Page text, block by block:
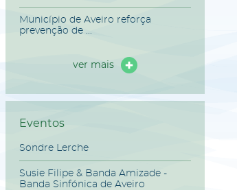
Município de Aveiro reforça
prevenção de ...
ver mais
Eventos
Sondre Lerche
Susie Filipe & Banda Amizade -
Banda Sinfónica de Aveiro